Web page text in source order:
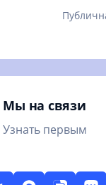
и оплата
Мы на связи
Узнать первым